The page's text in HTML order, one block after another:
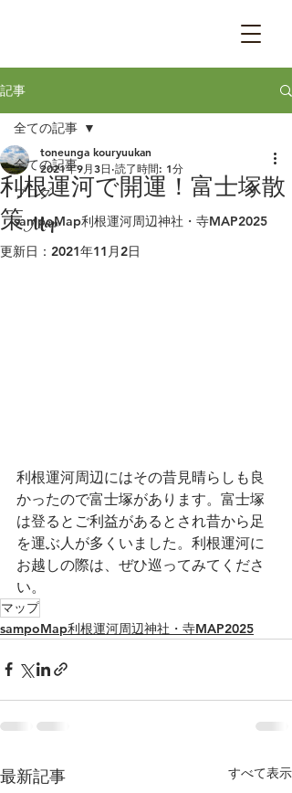
記事
全ての記事
ブログ
sampoMap利根運河周辺神社・寺MAP2025
全ての記事
利根運河で開運！富士塚散
策Map
toneunga kouryuukan
2021年9月3日 読了時間: 1分
更新日： 2021年11月2日
利根運河周辺にはその昔見晴らしも良
かったので富士塚があります。富士塚
は登るとご利益があるとされ昔から足
を運ぶ人が多くいました。利根運河に
お越しの際は、ぜひ巡ってみてくださ
い。
マップ
sampoMap利根運河周辺神社・寺MAP2025
最新記事 すべて表示